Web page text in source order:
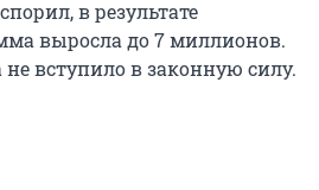
в результате
выросла до 7 миллионов.
не вступило в законную силу.